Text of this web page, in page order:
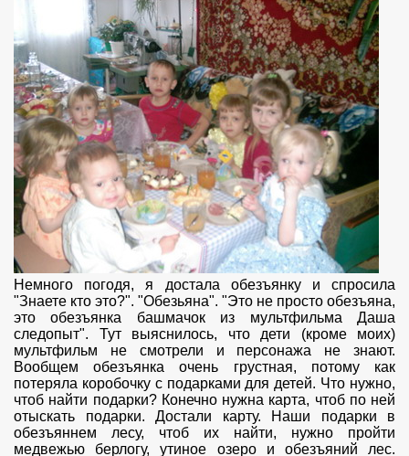
Немного погодя, я достала обезъянку и спросила
"Знаете кто это?". "Обезьяна". "Это не просто обезъяна,
это обезъянка башмачок из мультфильма Даша
следопыт". Тут выяснилось, что дети (кроме моих)
мультфильм не смотрели и персонажа не знают.
Вообщем обезъянка очень грустная, потому как
потеряла коробочку с подарками для детей. Что нужно,
чтоб найти подарки? Конечно нужна карта, чтоб по ней
отыскать подарки. Достали карту. Наши подарки в
обезъяннем лесу, чтоб их найти, нужно пройти
медвежью берлогу, утиное озеро и обезъяний лес.